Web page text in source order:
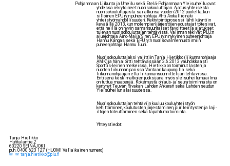
Pohjanmaan Liikunta ja Urheilu sekä Etelä-Pohjanmaan Yleisurheilu ovat
yhdessä rekrytoineet nuorisokouluttajan. Ajatus yhteisestä
nuorisokouluttajasta sai alkunsa vuoden 2012 puolella, kun
silloinen EPU ry:n puheenjohtaja Ahti Arokallio näki
yhteistyömahdollisuuden. Rekrytointiprosessi lähti käyntiin
keväällä 2013, kun molempien järjestöjen edustajat totesivat,
että heillä on hyvin samansuuntaiset tavoitteet ja ajatukset
tulevan nuorisokouluttajan tehtävistä. Valinnan tekivät PLU:n
aluejohtaja Aino-Maija Siren, EPU ry:n nykyinen puheenjohtaja
Hannu Kangas sekä EPU ry:n nuorisovalmennustiimiin
puheenjohtaja Hannu Tuuri.
Nuorisokouluttajaksi valittiin Tanja Hietikko (liikunnanohjaaja
AMK) ja hän aloitti tehtävässään 3.6.2013 vauhdikkaasti
Sporttis-leirien merkeissä. Hietikko on toiminut lasten ja
nuorten liikunnan parissa Vantaan kaupungilla sekä
liikunnanohjaajan että liikunnansuunnittelijan tehtävissä.
Entisenä keskimatkojen juoksijana myös yleisurheilumaailma
on tuttua maaperää. Kokemusta ohjaus- ja seuratoiminnasta on
kertynyt Teuvan Rivakan, Lahden Ahkeran sekä Lahden seudun
Yleisurheilun alaisuudessa.
Nuorisokouluttajan tehtäviin kuuluu kouluyhteistyön
kehittäminen, koulutusten järjestäminen, piirileiritysten ja laji-
iltojen toteuttaminen sekä tapahtumatoiminta.
Yhteystiedot:
Tanja Hietikko
Huhtalantie 2
60220 SEINÄJOKI
puh. 0400 623 127 (HUOM! Väliaikainen numero)
tanja.hietikko@plu.fi